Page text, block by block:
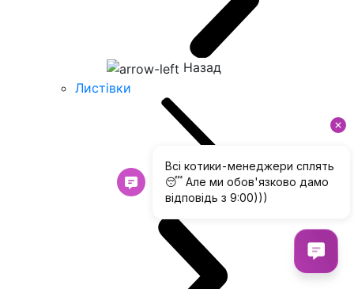
Назад
Листівки